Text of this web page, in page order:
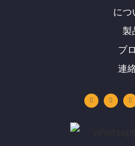
につ
製
ブ
連
u
t
u
ク
ト
イ
ス
タ
グ